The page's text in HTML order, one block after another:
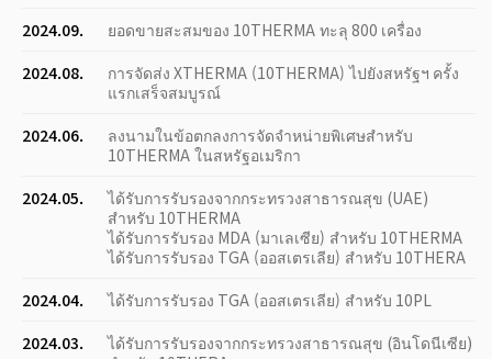
2024.09.
ยอดขายสะสมของ 10THERMA ทะลุ 800 เครื่อง
2024.08.
การจัดส่ง XTHERMA (10THERMA) ไปยังสหรัฐฯ ครั้ง
แรกเสร็จสมบูรณ์
2024.06.
ลงนามในข้อตกลงการจัดจำหน่ายพิเศษสำหรับ
10THERMA ในสหรัฐอเมริกา
2024.05.
ได้รับการรับรองจากกระทรวงสาธารณสุข (UAE)
สำหรับ 10THERMA
ได้รับการรับรอง MDA (มาเลเซีย) สำหรับ 10THERMA
ได้รับการรับรอง TGA (ออสเตรเลีย) สำหรับ 10THERA
2024.04.
ได้รับการรับรอง TGA (ออสเตรเลีย) สำหรับ 10PL
2024.03.
ได้รับการรับรองจากกระทรวงสาธารณสุข (อินโดนีเซีย)